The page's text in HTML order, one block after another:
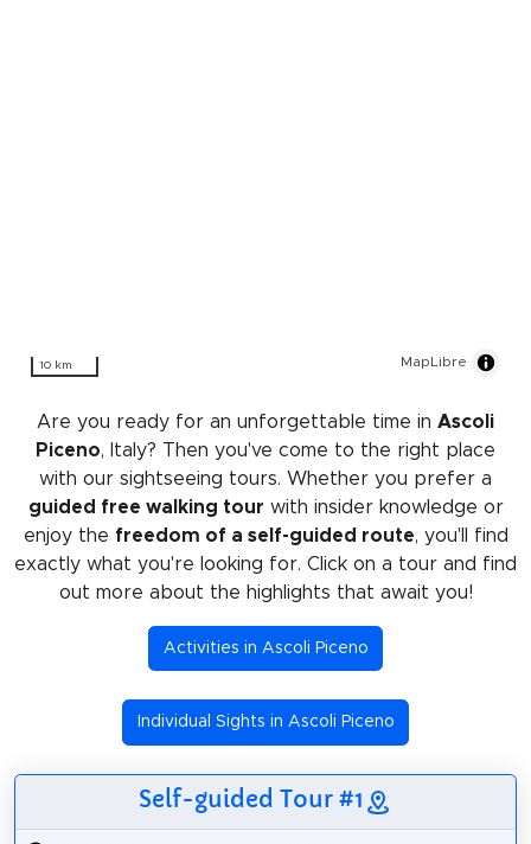
10 km MapLibre
Are you ready for an unforgettable time in Ascoli
Piceno, Italy? Then you've come to the right place
with our sightseeing tours. Whether you prefer a
guided free walking tour with insider knowledge or
enjoy the freedom of a self-guided route, you'll find
exactly what you're looking for. Click on a tour and find
out more about the highlights that await you!
Activities in Ascoli Piceno
Individual Sights in Ascoli Piceno
Self-guided Tour #1